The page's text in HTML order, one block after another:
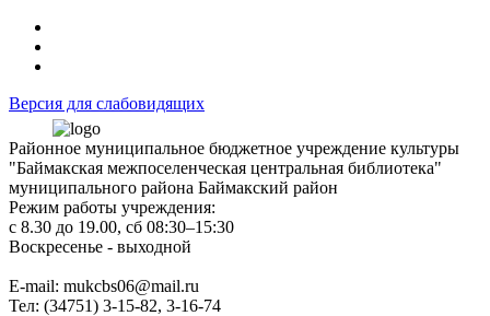
Версия для слабовидящих
Районное муниципальное бюджетное учреждение культуры
"Баймакская межпоселенческая центральная библиотека"
муниципального района Баймакский район
Режим работы учреждения:
с 8.30 до 19.00, сб 08:30–15:30
Воскресенье - выходной
Е-mail: mukcbs06@mail.ru
Тел: (34751) 3-15-82, 3-16-74